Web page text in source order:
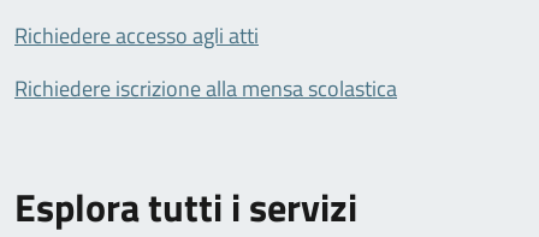
Esplora tutti i servizi
Richiedere accesso agli atti
Richiedere iscrizione alla mensa scolastica